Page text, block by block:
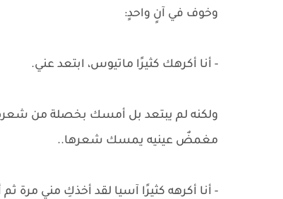
وخوف في آنٍ واحدٍ:
- أنا أكرهك كثيرًا ماتيوس، ابتعد عني.
ولكنه لم يبتعد بل أمسك بخصلة من
مغمضٌ عينيه يمسك شعرها..
- أنا أكرهه كثيرًا آسيا لقد أخذكِ مني مرة